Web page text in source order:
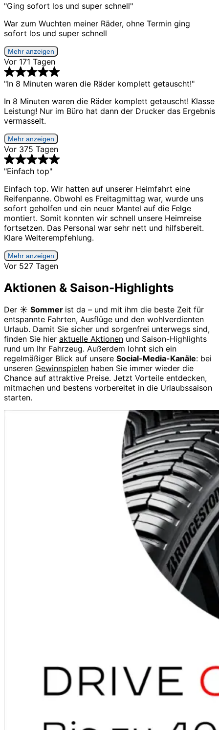
"Ging sofort los und super schnell"
War zum Wuchten meiner Räder, ohne Termin ging
sofort los und super schnell
Mehr anzeigen
Vor 171 Tagen
"In 8 Minuten waren die Räder komplett getauscht!"
In 8 Minuten waren die Räder komplett getauscht! Klasse
Leistung! Nur im Büro hat dann der Drucker das Ergebnis
vermasselt.
Mehr anzeigen
Vor 375 Tagen
"Einfach top"
Einfach top. Wir hatten auf unserer Heimfahrt eine
Reifenpanne. Obwohl es Freitagmittag war, wurde uns
sofort geholfen und ein neuer Mantel auf die Felge
montiert. Somit konnten wir schnell unsere Heimreise
fortsetzen. Das Personal war sehr nett und hilfsbereit.
Klare Weiterempfehlung.
Mehr anzeigen
Vor 527 Tagen
Aktionen & Saison-Highlights
Der ☀️ Sommer ist da – und mit ihm die beste Zeit für
entspannte Fahrten, Ausflüge und den wohlverdienten
Urlaub. Damit Sie sicher und sorgenfrei unterwegs sind,
finden Sie hier aktuelle Aktionen und Saison-Highlights
rund um Ihr Fahrzeug. Außerdem lohnt sich ein
regelmäßiger Blick auf unsere Social-Media-Kanäle: bei
unseren Gewinnspielen haben Sie immer wieder die
Chance auf attraktive Preise. Jetzt Vorteile entdecken,
mitmachen und bestens vorbereitet in die Urlaubssaison
starten.